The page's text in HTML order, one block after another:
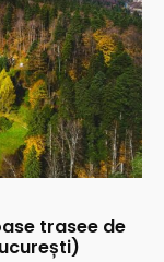
trasee de